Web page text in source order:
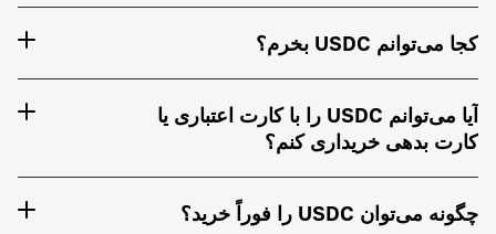
کجا می‌توانم USDC بخرم؟
آیا می‌توانم USDC را با کارت اعتباری یا
کارت بدهی خریداری کنم؟
چگونه می‌توان USDC را فوراً خرید؟